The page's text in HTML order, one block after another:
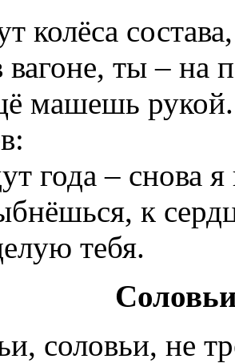
колёса
ты – на
машешь рукой.
года – снова я
к
тебя.
соловьи, не